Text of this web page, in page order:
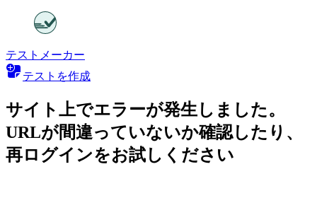
テストメーカー
テストを作成
サイト上でエラーが発生しました。
URLが間違っていないか確認したり、
再ログインをお試しください